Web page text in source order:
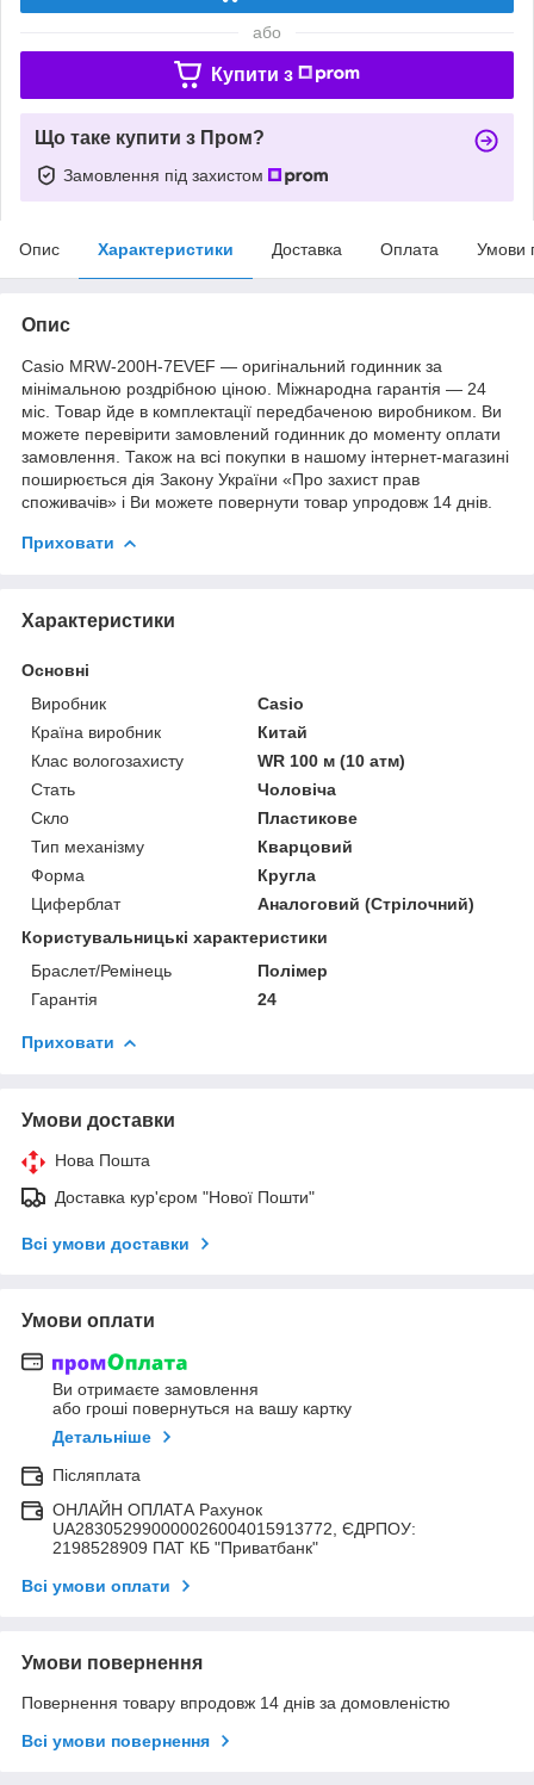
або
Купити з
Що таке купити з Пром?
Замовлення під захистом
Опис Характеристики Доставка Оплата Умови
Опис
Casio MRW-200H-7EVEF — оригінальний годинник за
мінімальною роздрібною ціною. Міжнародна гарантія — 24
міс. Товар йде в комплектації передбаченою виробником. Ви
можете перевірити замовлений годинник до моменту оплати
замовлення. Також на всі покупки в нашому інтернет-магазині
поширюється дія Закону України «Про захист прав
споживачів» і Ви можете повернути товар упродовж 14 днів.
Приховати
Характеристики
Основні
Виробник
Casio
Країна виробник
Китай
Клас вологозахисту
WR 100 м (10 атм)
Стать
Чоловіча
Скло
Пластикове
Тип механізму
Кварцовий
Форма
Кругла
Циферблат
Аналоговий (Стрілочний)
Користувальницькі характеристики
Браслет/Ремінець
Полімер
Гарантія
24
Приховати
Умови доставки
Нова Пошта
Доставка кур'єром "Нової Пошти"
Всі умови доставки
Умови оплати
Ви отримаєте замовлення
або гроші повернуться на вашу картку
Детальніше
Післяплата
ОНЛАЙН ОПЛАТА Рахунок
UA283052990000026004015913772, ЄДРПОУ:
2198528909 ПАТ КБ "Приватбанк"
Всі умови оплати
Умови повернення
Повернення товару впродовж 14 днів за домовленістю
Всі умови повернення